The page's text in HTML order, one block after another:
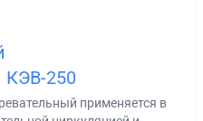
КЭВ-250
применяется в